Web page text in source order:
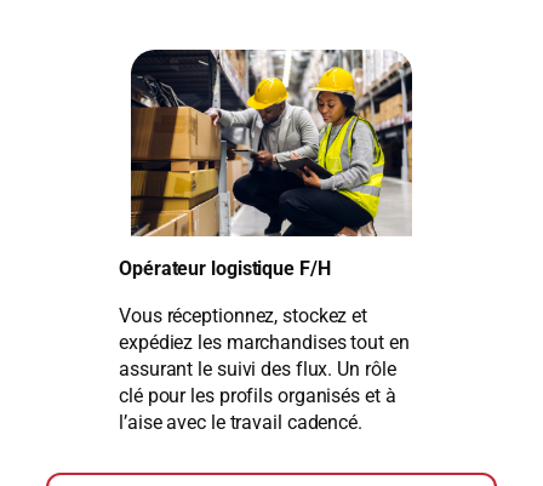
Opérateur logistique F/H
Vous réceptionnez, stockez et
expédiez les marchandises tout en
assurant le suivi des flux. Un rôle
clé pour les profils organisés et à
l’aise avec le travail cadencé.